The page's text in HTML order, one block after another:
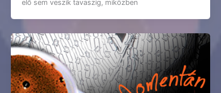
elő sem veszik tavaszig, miközben